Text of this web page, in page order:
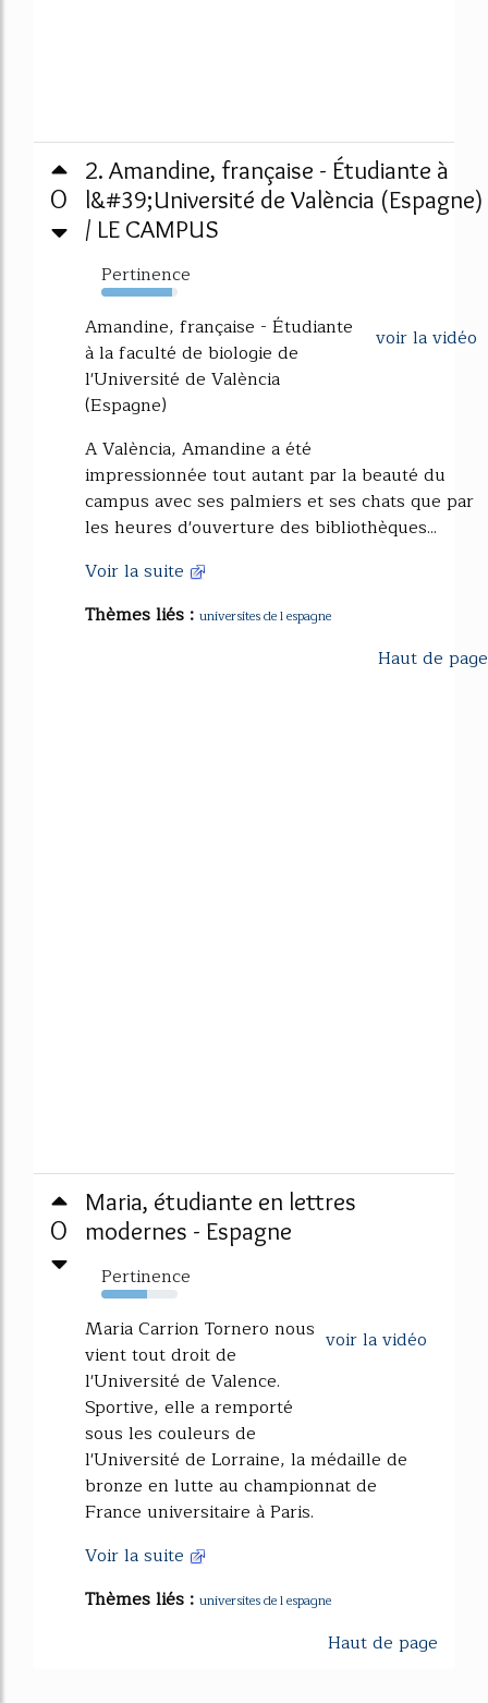
0
2. Amandine, française - Étudiante à
l&#39;Université de València (Espagne)
/ LE CAMPUS
Pertinence
93%
voir la vidéo
Amandine, française - Étudiante
à la faculté de biologie de
l'Université de València
(Espagne)
A València, Amandine a été
impressionnée tout autant par la beauté du
campus avec ses palmiers et ses chats que par
les heures d'ouverture des bibliothèques...
Voir la suite
Thèmes liés : universites de l espagne
Haut de page
0
Maria, étudiante en lettres
modernes - Espagne
Pertinence
60%
voir la vidéo
Maria Carrion Tornero nous
vient tout droit de
l'Université de Valence.
Sportive, elle a remporté
sous les couleurs de
l'Université de Lorraine, la médaille de
bronze en lutte au championnat de
France universitaire à Paris.
Voir la suite
Thèmes liés : universites de l espagne
Haut de page